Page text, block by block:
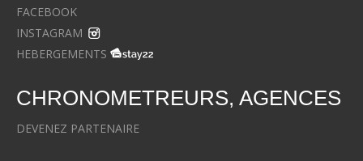
FACEBOOK
INSTAGRAM
HEBERGEMENTS
CHRONOMETREURS, AGENCES
DEVENEZ PARTENAIRE